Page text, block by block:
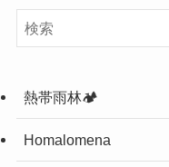
熱帯雨林🏕️
Homalomena